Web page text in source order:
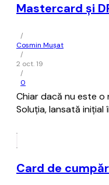
Mastercard şi
/
Cosmin Mușat
/
2 oct. 19
/
0
Chiar dacă nu este
Soluţia, lansată
Card de